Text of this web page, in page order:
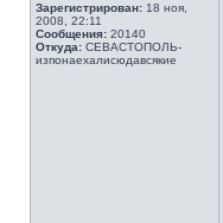
Зарегистрирован: 18 ноя,
2008, 22:11
Сообщения: 20140
Откуда: СЕВАСТОПОЛЬ-
изпонаехалисюдавсякие